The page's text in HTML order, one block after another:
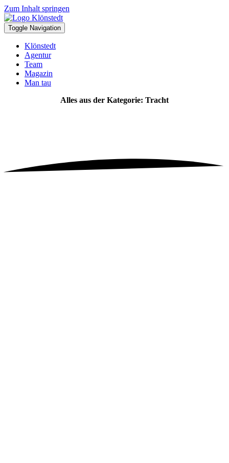
Zum Inhalt springen
Toggle Navigation
Klönstedt
Agentur
Team
Magazin
Man tau
Alles aus der Kategorie: Tracht